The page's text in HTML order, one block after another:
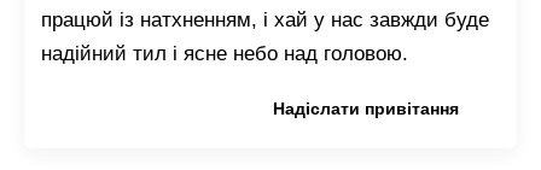
працюй із натхненням, і хай у нас завжди буде
надійний тил і ясне небо над головою.
Надіслати привітання